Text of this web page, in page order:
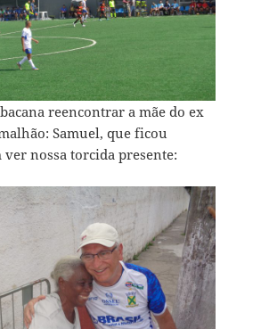
reencontrar a mãe do ex
Samuel, que ficou
ver nossa torcida presente: